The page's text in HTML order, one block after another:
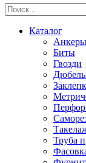
Каталог
Анкеры
Биты
Гвозди
Труба